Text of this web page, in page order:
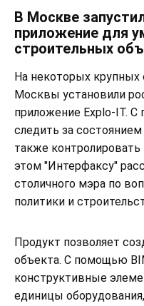
В Москве
приложение для
строительных
На некоторых крупных
Москвы установили
приложение Explo-IT.
следить за
также
этом "Интерфаксу"
столичного мэра по
политики и
Продукт позволяет
объекта. С помощью
конструктивные
единицы